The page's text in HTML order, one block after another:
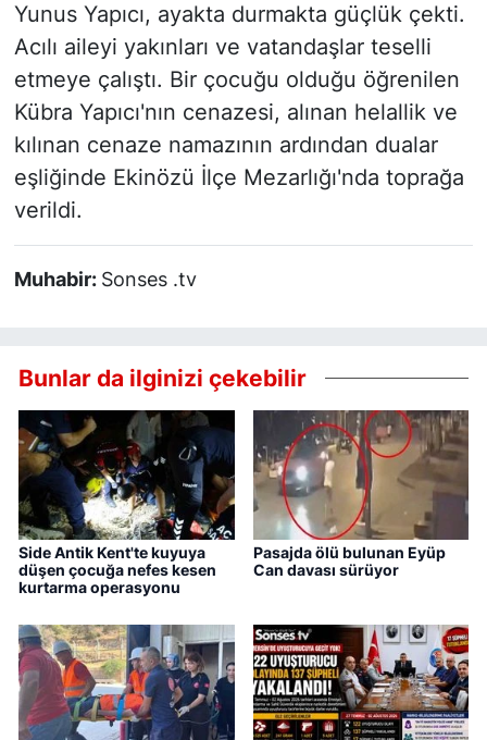
Yunus Yapıcı, ayakta durmakta güçlük çekti.
Acılı aileyi yakınları ve vatandaşlar teselli
etmeye çalıştı. Bir çocuğu olduğu öğrenilen
Kübra Yapıcı'nın cenazesi, alınan helallik ve
kılınan cenaze namazının ardından dualar
eşliğinde Ekinözü İlçe Mezarlığı'nda toprağa
verildi.
Muhabir: Sonses .tv
Bunlar da ilginizi çekebilir
Side Antik Kent'te kuyuya
düşen çocuğa nefes kesen
kurtarma operasyonu
Pasajda ölü bulunan Eyüp
Can davası sürüyor